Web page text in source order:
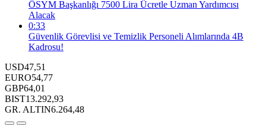
ÖSYM Başkanlığı 7500 Lira Ücretle Uzman Yardımcısı
Alacak
0:33
Güvenlik Görevlisi ve Temizlik Personeli Alımlarında 4B
Kadrosu!
USD47,51
EURO54,77
GBP64,01
BIST13.292,93
GR. ALTIN6.264,48